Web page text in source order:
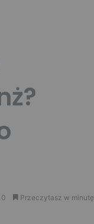
0 Przeczytasz w minutę